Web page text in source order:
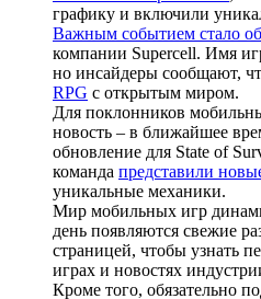
графику и включили
Важным событием стало
компании Supercell. Имя
но инсайдеры сообщают,
RPG с открытым миром.
Для поклонников
новость – в ближайшее
обновление для State of
команда представили
уникальные механики.
Мир мобильных игр
день появляются свежие
страницей, чтобы узнать
играх и новостях
Кроме того, обязательно